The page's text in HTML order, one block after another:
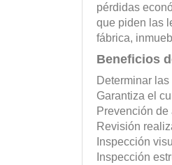
pérdidas
que piden las
fábrica,
Beneficios
Determinar
Garantiza el
Prevención de
Revisión
Inspección
Inspección